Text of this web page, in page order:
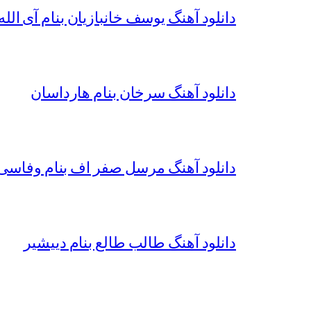
دانلود آهنگ یوسف خانبازیان بنام آی
دانلود آهنگ سرخان بنام هارداسان
دانلود آهنگ مرسل صفر اف بنام
دانلود آهنگ طالب طالع بنام دییشیر